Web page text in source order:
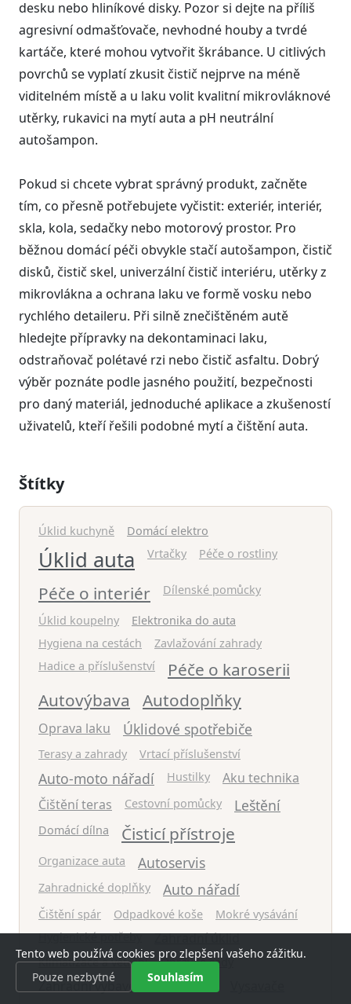
desku nebo hliníkové disky. Pozor si dejte na příliš
agresivní odmašťovače, nevhodné houby a tvrdé
kartáče, které mohou vytvořit škrábance. U citlivých
povrchů se vyplatí zkusit čistič nejprve na méně
viditelném místě a u laku volit kvalitní mikrovláknové
utěrky, rukavici na mytí auta a pH neutrální
autošampon.
Pokud si chcete vybrat správný produkt, začněte
tím, co přesně potřebujete vyčistit: exteriér, interiér,
skla, kola, sedačky nebo motorový prostor. Pro
běžnou domácí péči obvykle stačí autošampon, čistič
disků, čistič skel, univerzální čistič interiéru, utěrky z
mikrovlákna a ochrana laku ve formě vosku nebo
rychlého detaileru. Při silně znečištěném autě
hledejte přípravky na dekontaminaci laku,
odstraňovač polétavé rzi nebo čistič asfaltu. Dobrý
výběr poznáte podle jasného použití, bezpečnosti
pro daný materiál, jednoduché aplikace a zkušeností
uživatelů, kteří řešili podobné mytí a čištění auta.
Štítky
Úklid kuchyně Domácí elektro
Úklid auta Vrtačky Péče o rostliny
Péče o interiér Dílenské pomůcky
Úklid koupelny
Elektronika do auta
Hygiena na cestách
Zavlažování zahrady
Hadice a příslušenství
Péče o karoserii
Autovýbava
Autodoplňky
Oprava laku Úklidové spotřebiče
Terasy a zahrady Vrtací příslušenství
Auto-moto nářadí Hustilky
Aku technika
Čištění teras
Cestovní pomůcky Leštění
Domácí dílna Čisticí přístroje
Organizace auta Autoservis
Zahradnické doplňky Auto nářadí
Čištění spár Odpadkové koše
Mokré vysávání
Hygienické potřeby
Zahradní úklid
Klimatizace a větrání Opravné sady
Zahradní vybavení Dezinfekce
Tento web používá cookies pro zlepšení vašeho zážitku.
Pouze nezbytné
Souhlasím